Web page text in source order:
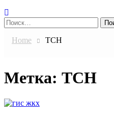
Найти:
Home ТСН
Метка: ТСН